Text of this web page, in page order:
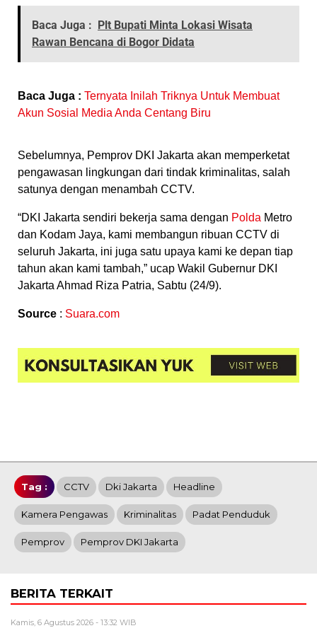
Baca Juga : Plt Bupati Minta Lokasi Wisata
Rawan Bencana di Bogor Didata
Baca Juga : Ternyata Inilah Triknya Untuk Membuat
Akun Sosial Media Anda Centang Biru
Sebelumnya, Pemprov DKI Jakarta akan memperketat
pengawasan lingkungan dari tindak kriminalitas, salah
satunya dengan menambah CCTV.
“DKI Jakarta sendiri bekerja sama dengan Polda Metro
dan Kodam Jaya, kami membangun ribuan CCTV di
seluruh Jakarta, ini juga satu upaya kami ke depan tiap
tahun akan kami tambah,” ucap Wakil Gubernur DKI
Jakarta Ahmad Riza Patria, Sabtu (24/9).
Source : Suara.com
Tag : CCTV Dki Jakarta Headline
Kamera Pengawas Kriminalitas Padat Penduduk
Pemprov Pemprov DKI Jakarta
BERITA TERKAIT
Kamis, 6 Agustus 2026 - 13:32 WIB